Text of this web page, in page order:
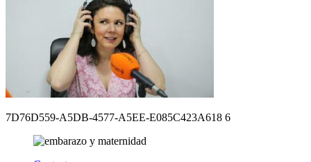
7D76D559-A5DB-4577-A5EE-E085C423A618 6